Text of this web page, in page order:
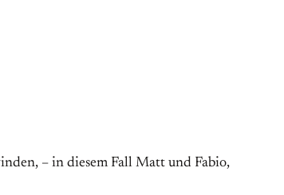
– in diesem Fall Matt und Fabio,